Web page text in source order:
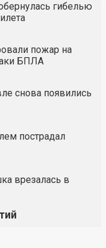
гибелью
пожар на
БПЛА
снова появились
пострадал
врезалась в